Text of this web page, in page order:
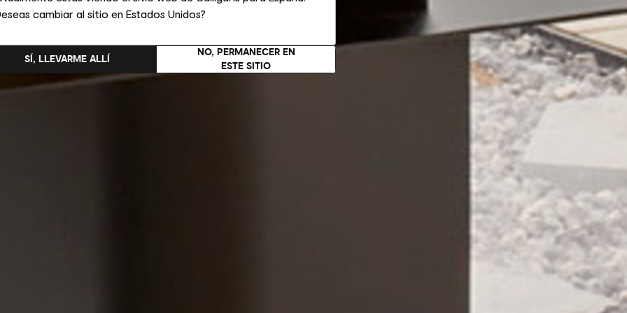
cambiar al sitio en Estados Unidos?
NO, PERMANECER EN
ESTE SITIO
SÍ, LLEVARME ALLÍ